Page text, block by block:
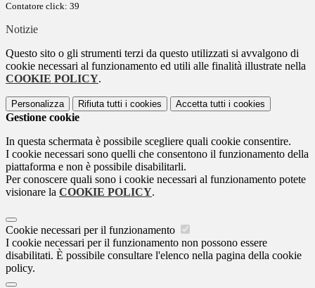
Contatore click: 39
Notizie
Questo sito o gli strumenti terzi da questo utilizzati si avvalgono di
cookie necessari al funzionamento ed utili alle finalità illustrate nella
COOKIE POLICY.
Personalizza Rifiuta tutti i cookies Accetta tutti i cookies
Gestione cookie
In questa schermata è possibile scegliere quali cookie consentire.
I cookie necessari sono quelli che consentono il funzionamento della
piattaforma e non è possibile disabilitarli.
Per conoscere quali sono i cookie necessari al funzionamento potete
visionare la COOKIE POLICY.
Cookie necessari per il funzionamento
I cookie necessari per il funzionamento non possono essere
disabilitati. È possibile consultare l'elenco nella pagina della cookie
policy.